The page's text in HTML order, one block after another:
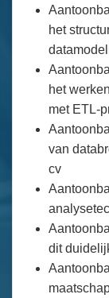
het
het
met ETL-
van
cv
dit